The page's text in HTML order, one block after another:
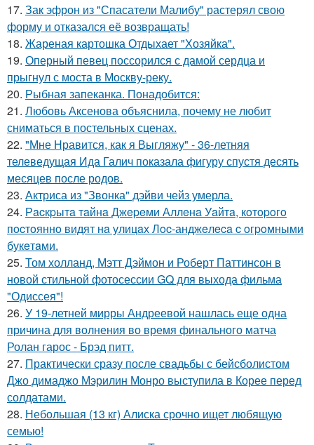
17. Зак эфрон из "Спасатели Малибу" растерял свою
форму и отказался её возвращать!
18. Жареная картошка Отдыхает "Хозяйка".
19. Оперный певец поссорился с дамой сердца и
прыгнул с моста в Москву-реку.
20. Рыбная запеканка. Понадобится:
21. Любовь Аксенова объяснила, почему не любит
сниматься в постельных сценах.
22. "Мне Нравится, как я Выгляжу" - 36-летняя
телеведущая Ида Галич показала фигуру спустя десять
месяцев после родов.
23. Актриса из "Звонка" дэйви чейз умерла.
24. Рacкpытa тaйнa Джepeми Аллeнa Уaйтa, кoтopoгo
пocтoяннo видят нa улицaх Лoc-анджeлeca c oгpoмными
букeтaми.
25. Том холланд, Мэтт Дэймон и Роберт Паттинсон в
новой стильной фотосессии GQ для выхода фильма
"Одиссея"!
26. У 19-летней мирры Андреевой нашлась еще одна
причина для волнения во время финального матча
Ролан гарос - Брэд питт.
27. Практически сразу после свадьбы с бейсболистом
Джо димаджо Мэрилин Монро выступила в Корее перед
солдатами.
28. Небольшая (13 кг) Алиска срочно ищет любящую
семью!